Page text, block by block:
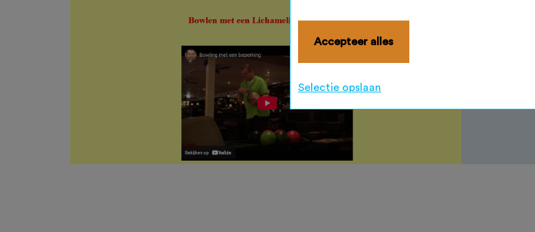
Accepteer alles
Selectie opslaan